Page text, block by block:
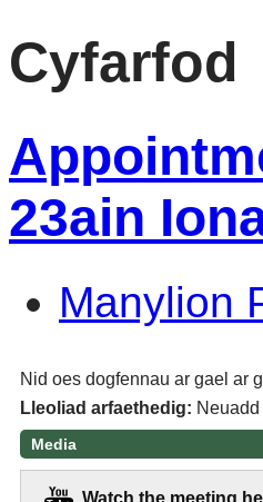
Cyfarfod
23ain
Manylion
Nid oes dogfennau ar gael ar
Lleoliad arfaethedig:
Media